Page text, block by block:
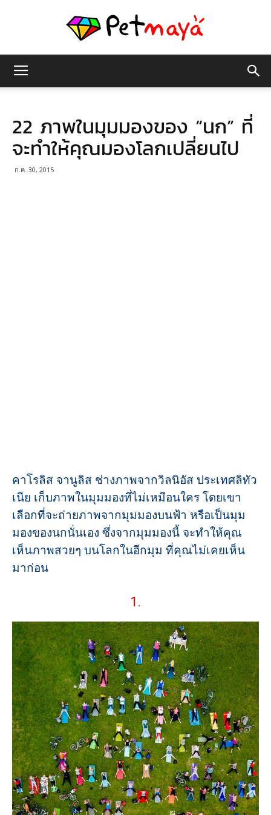
มายา
22 ภาพในมุมมองของ “นก” ที่
จะทำให้คุณมองโลกเปลี่ยนไป
ก.ค. 30, 2015
คาโรลิส จานูลิส ช่างภาพจากวิลนิอัส ประเทศลิทัว
เนีย เก็บภาพในมุมมองที่ไม่เหมือนใคร โดยเขา
เลือกที่จะถ่ายภาพจากมุมมองบนฟ้า หรือเป็นมุม
มองของนกนั่นเอง ซึ่งจากมุมมองนี้ จะทำให้คุณ
เห็นภาพสวยๆ บนโลกในอีกมุม ที่คุณไม่เคยเห็น
มาก่อน
1.